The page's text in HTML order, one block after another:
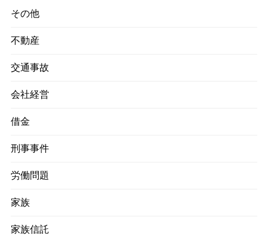
その他
不動産
交通事故
会社経営
借金
刑事事件
労働問題
家族
家族信託